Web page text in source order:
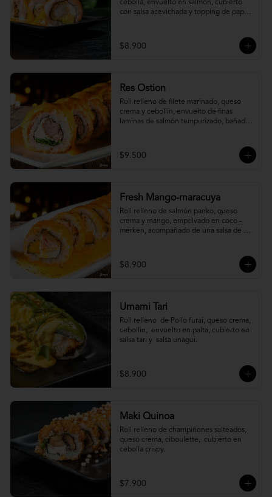
cebolla, envuelto en salmon, cubierto
con salsa acevichada y topping de papa
$8.900
Res Ostion
Roll relleno de filete marinado, queso
crema y cebollín, envuelto de finas
laminas de salmón tempurizado, bañada
$9.500
Fresh Mango-maracuya
Roll relleno de salmón panko, queso
crema y mango, empolvado en coco -
merken, acompañado de una salsa de
$8.900
Umami Tari
Roll relleno  de Pollo furai, queso crema,
cebollin,  envuelto en palta, cubierto en
salsa tari y  salsa unagui.
$8.900
Maki Quinoa
​Roll relleno de champiñones salteados,
queso crema, ciboulette,  cubierto en
cebolla crispy.
$7.900